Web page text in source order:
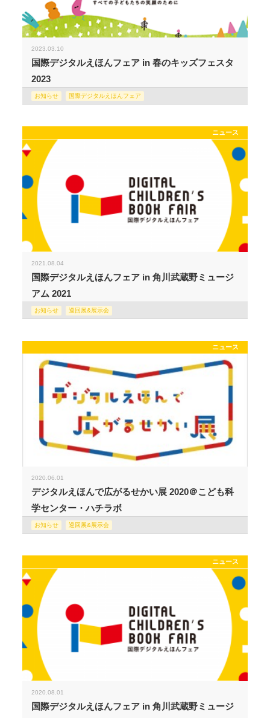
2023.03.10
国際デジタルえほんフェア in 春のキッズフェスタ
2023
お知らせ 国際デジタルえほんフェア
ニュース
2021.08.04
国際デジタルえほんフェア in 角川武蔵野ミュージ
アム 2021
お知らせ 巡回展&展示会
ニュース
2020.06.01
デジタルえほんで広がるせかい展 2020＠こども科
学センター・ハチラボ
お知らせ 巡回展&展示会
ニュース
2020.08.01
国際デジタルえほんフェア in 角川武蔵野ミュージ